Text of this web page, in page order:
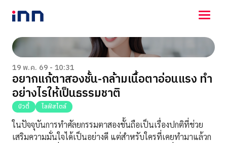
NEWS
ENTERTAINMENT
LIFESTYLE
HOROSCOPE
LOTTERY
VIDEO
ร่วมด้วยช่วยกัน
19 พ.ค. 69 - 10:31
อยากแก้ตาสองชั้น-กล้ามเนื้อตาอ่อนแรง ทำ
อย่างไรให้เป็นธรรมชาติ
บิวตี้ ไลฟ์สไตล์
ในปัจจุบันการทำศัลยกรรมตาสองชั้นถือเป็นเรื่องปกติที่ช่วย
เสริมความมั่นใจได้เป็นอย่างดี แต่สำหรับใครที่เคยทำมาแล้วก